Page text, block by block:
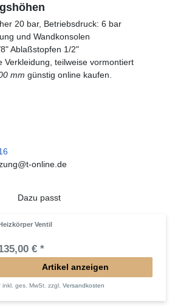
20 bar, Betriebsdruck: 6 bar
und Wandkonsolen
Ablaßstopfen 1/2"
Verkleidung, teilweise vormontiert
mm günstig online kaufen.
online.de
Dazu passt
Ventil
€ *
Artikel anzeigen
inkl. ges. MwSt. zzgl.Versandkosten